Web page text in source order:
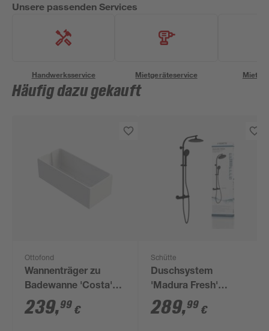
Unsere passenden Services
Handwerksservice Mietgeräteservice
Häufig dazu gekauft
Ottofond
Wannenträger zu
Badewanne 'Costa'
170 x 70 cm
239,99 €
Schütte
Duschsystem
'Madura Fresh'
schwarz
289,99 €